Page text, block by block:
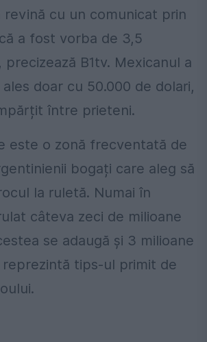
revină cu un comunicat prin
a fost vorba de 3,5
precizează B1tv. Mexicanul a
doar cu 50.000 de dolari,
între prieteni.
este o zonă frecventată de
bogați care aleg să
la ruletă. Numai în
câteva zeci de milioane
se adaugă și 3 milioane
reprezintă tips-ul primit de